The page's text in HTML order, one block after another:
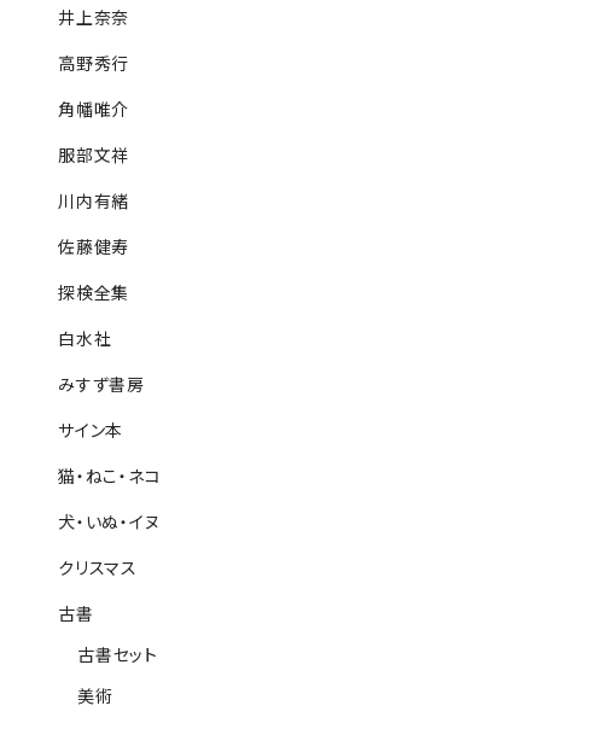
井上奈奈
高野秀行
角幡唯介
服部文祥
川内有緒
佐藤健寿
探検全集
白水社
みすず書房
サイン本
猫・ねこ・ネコ
犬・いぬ・イヌ
クリスマス
古書
古書セット
美術